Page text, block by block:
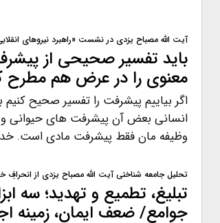
آیت الله مصباح یزدی در نشست «راهبرد نیروهای
باید تفسیر صحیحی از
معنوی را در عرض هم مطرح
اگر بیاییم پیشرفت را تفسیر صحیح
انسانی بعض آن پیشرفت های حیوانی و
وظیفه مان فقط پیشرفت مادی است. خدا
تحلیل جامعه شناختی آیت الله مصباح یزدی از
تبلیغ، تطمیع و تهدید؛ سه
جوامع/ ضعف ایمان، زمینه